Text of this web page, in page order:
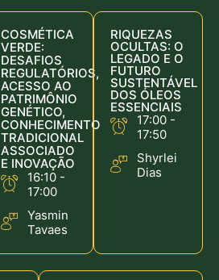
COSMÉTICA
VERDE:
DESAFIOS
REGULATÓRIOS,
ACESSO AO
PATRIMÔNIO
GENÉTICO,
CONHECIMENTO
TRADICIONAL
ASSOCIADO
E INOVAÇÃO
16:10 -
17:00
Yasmin
Tavaes
RIQUEZAS
OCULTAS: O
LEGADO E O
FUTURO
SUSTENTÁVEL
DOS ÓLEOS
ESSENCIAIS
17:00 -
17:50
Shyrlei
Dias